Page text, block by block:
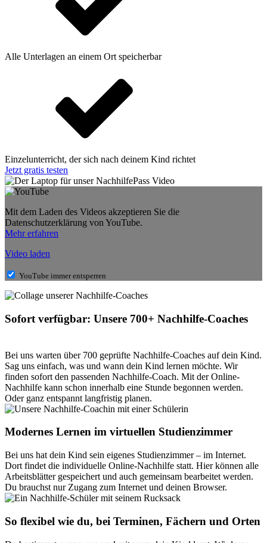
Alle Unterlagen an einem Ort speicherbar
Einzelunterricht, der sich nach deinem Kind richtet
Jetzt gratis testen
Mit dem Laden des Videos akzeptieren Sie die
Datenschutzerklärung von YouTube.
Mehr erfahren
Video laden
YouTube immer entsperren
Sofort verfügbar: Unsere 700+ Nachhilfe-Coaches
Bei uns warten über 700 geprüfte Nachhilfe-Coaches auf dein Kind.
Sag uns einfach, was und wann dein Kind lernen möchte. Wir
finden sofort den passenden Nachhilfe-Coach. Mit der Online-
Nachhilfe kann schon innerhalb eine Stunde begonnen werden.
Oder ganz entspannt langfristig planen.
Modernes Lernen im virtuellen Studienzimmer
Bei uns hat dein Kind sein eigenes Studienzimmer – im Internet.
Dort findet die individuelle Online-Nachhilfe statt. Hier können alle
Arbeitsblätter gespeichert und auch gemeinsam bearbeitet werden.
Du brauchst nur Zugang zum Internet und deinen Browser.
So flexibel wie du, bei Terminen, Fächern und Orten